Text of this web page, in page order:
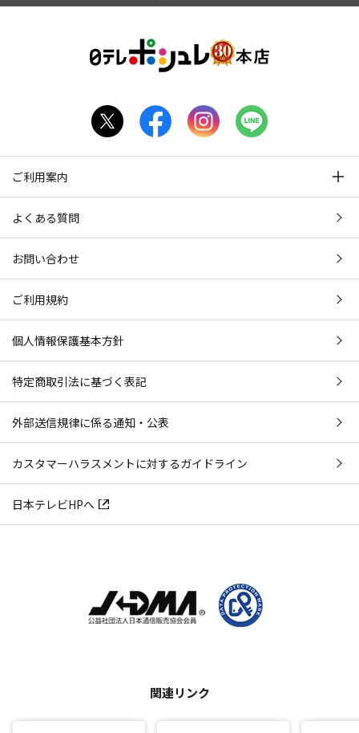
ご利用案内
よくある質問
お問い合わせ
ご利用規約
個人情報保護基本方針
特定商取引法に基づく表記
外部送信規律に係る通知・公表
カスタマーハラスメントに対するガイドライン
日本テレビHPへ
関連リンク